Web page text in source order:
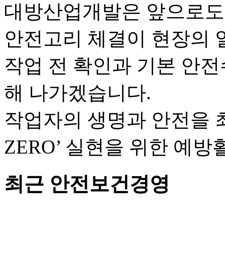
대방산업개발은 앞으로
안전고리 체결이 현장의
작업 전 확인과 기본 안
해 나가겠습니다.
작업자의 생명과 안전을
ZERO’ 실현을 위한 예
최근 안전보건경영